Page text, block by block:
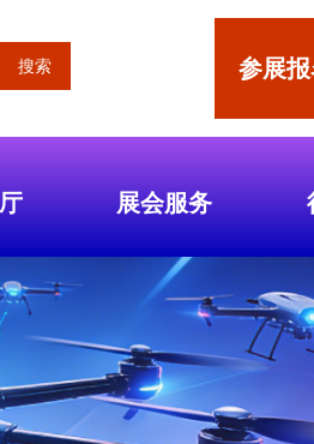
搜索 参展报
展会服务